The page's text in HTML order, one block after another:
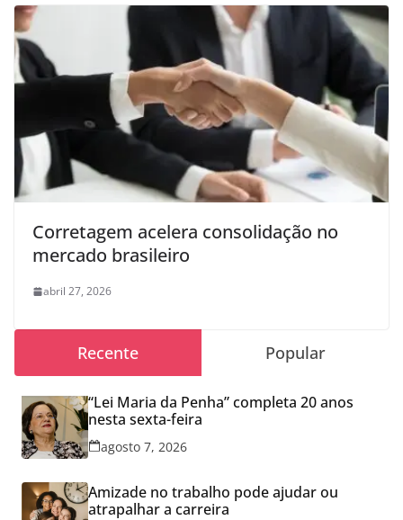
Corretagem acelera consolidação no
mercado brasileiro
abril 27, 2026
Recente Popular
“Lei Maria da Penha” completa 20 anos
nesta sexta-feira
agosto 7, 2026
Amizade no trabalho pode ajudar ou
atrapalhar a carreira